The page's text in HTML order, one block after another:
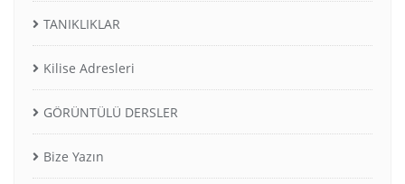
TANIKLIKLAR
Kilise Adresleri
GÖRÜNTÜLÜ DERSLER
Bize Yazın